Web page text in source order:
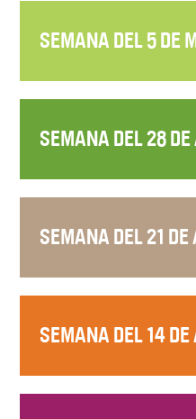
SEMANA DEL 5 DE
SEMANA DEL 28
SEMANA DEL 21
SEMANA DEL 14